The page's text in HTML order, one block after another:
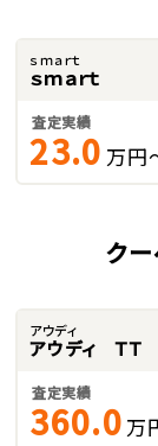
ｓｍａｒｔ
ｓｍａｒｔ
査定実績
23.0 万円
ク
アウディ
アウディ ＴＴ
査定実績
360.0 万